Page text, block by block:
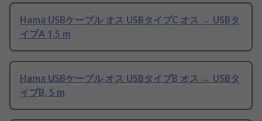
Hama USBケーブル オス USBタイプC オス → USBタ
イプA 1.5 m
Hama USBケーブル オス USBタイプB オス → USBタ
イプB, 5 m